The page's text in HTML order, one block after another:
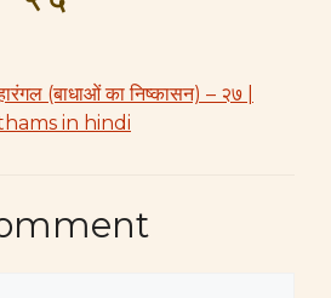
(बाधाओं का निष्कासन) – २७ |
in hindi